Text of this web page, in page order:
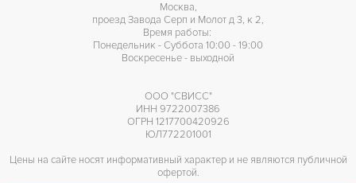
Москва,
проезд Завода Серп и Молот д 3, к 2,
Время работы:
Понедельник - Суббота 10:00 - 19:00
Воскресенье - выходной
ООО "СВИСС"
ИНН 9722007386
ОГРН 1217700420926
ЮЛ772201001
Цены на сайте носят информативный характер и не являются публичной
офертой.